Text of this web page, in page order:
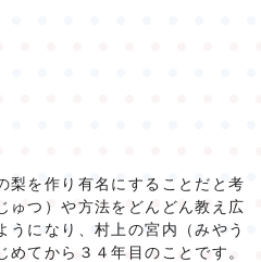
梨を作り有名にすることだと考
ゅつ）や方法をどんどん教え広
になり、村上の宮内（みやう
てから３４年目のことです。